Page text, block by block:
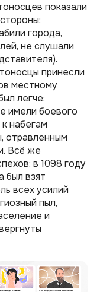
показали
города,
не слушали
принесли
местному
легче:
имели боевого
набегам
отравленным
Всё же
в 1098 году
был взят
всех усилий
пыл,
и